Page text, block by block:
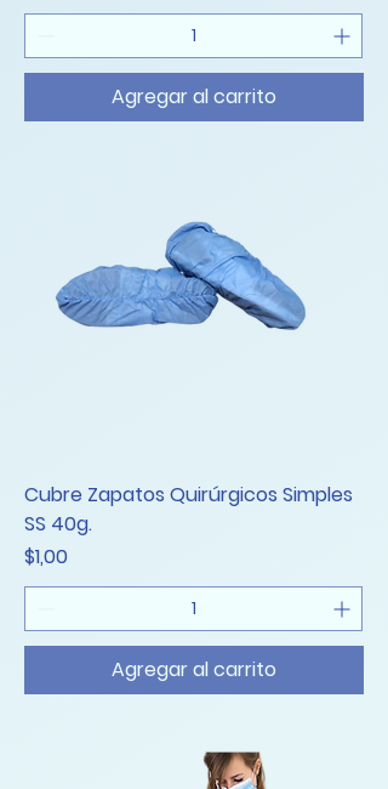
Agregar al carrito
Cubre Zapatos Quirúrgicos Simples
SS 40g.
Precio
$1,00
Agregar al carrito